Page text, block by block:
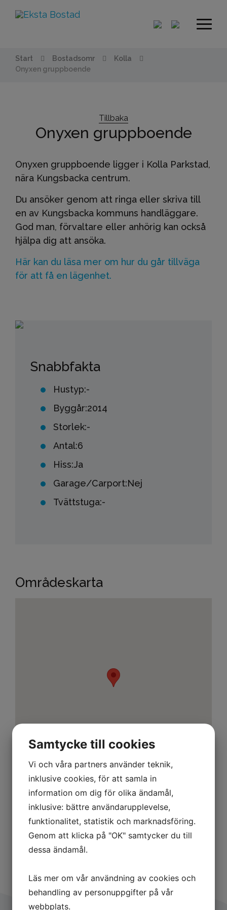
Start Bostadsomr
Kolla
Onyxen gruppboende
Tillbaka
Onyxen gruppboende
Onyxen gruppboende ligger i Kolla Parkstad,
nära Kungsbacka centrum.
Du ansöker genom att ringa eller skriva till
en av Kungsbacka kommuns handläggare.
God man, förvaltare eller anhörig kan också
hjälpa dig att ansöka.
Här kan du läsa mer om hur du går tillväga
för att få en lägenhet.
Snabbfakta
Hustyp:-
Byggår:2014
Storlek:-
Antal:6
Hiss:Ja
Garage/Carport:Nej
Tvättstuga:-
Områdeskarta
Områdesansvarig
Joakim Runger
Samtycke till cookies
Vi och våra partners använder teknik,
inklusive cookies, för att samla in
information om dig för olika ändamål,
inklusive: bättre användarupplevelse,
funktionalitet, statistik och marknadsföring.
Genom att klicka på "OK" samtycker du till
dessa ändamål.
Läs mer om vår användning av cookies och
behandling av personuppgifter på vår
webbplats.